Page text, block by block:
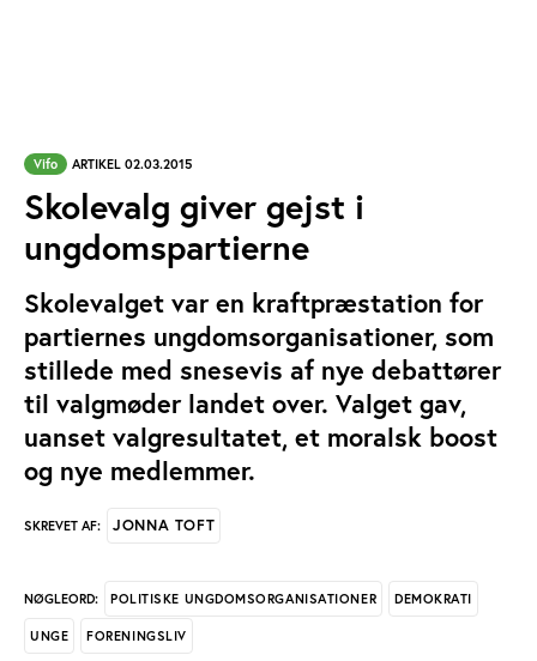
Vifo ARTIKEL 02.03.2015
Skolevalg giver gejst i
ungdomspartierne
Skolevalget var en kraftpræstation for
partiernes ungdomsorganisationer, som
stillede med snesevis af nye debattører
til valgmøder landet over. Valget gav,
uanset valgresultatet, et moralsk boost
og nye medlemmer.
SKREVET AF: JONNA TOFT
NØGLEORD: POLITISKE UNGDOMSORGANISATIONER DEMOKRATI
UNGE FORENINGSLIV